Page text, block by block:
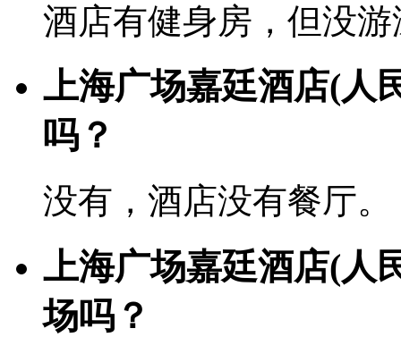
酒店有健身房，但没
上海广场嘉廷酒店(人
吗？
没有，酒店没有餐厅。
上海广场嘉廷酒店(人
场吗？